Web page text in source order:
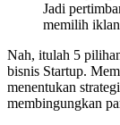
Jadi
memilih
Nah, itulah 5
bisnis Startup.
menentukan
membingungkan